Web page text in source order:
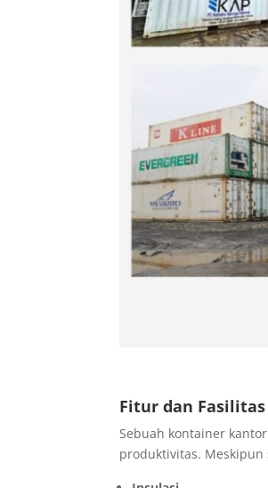
Fitur dan
Sebuah kontainer
produktivitas.